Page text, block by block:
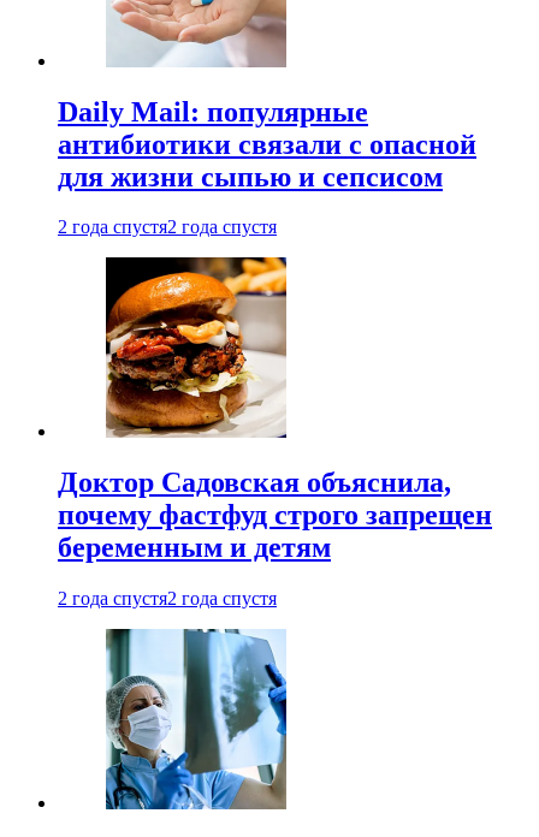
Daily Mail: популярные
антибиотики связали с опасной
для жизни сыпью и сепсисом
2 года спустя2 года спустя
Доктор Садовская объяснила,
почему фастфуд строго запрещен
беременным и детям
2 года спустя2 года спустя